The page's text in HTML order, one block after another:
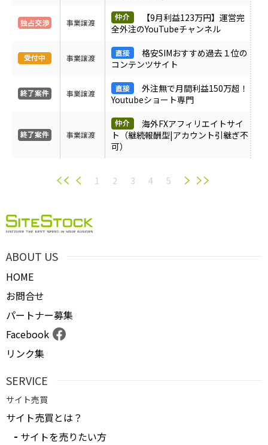
事業譲渡
【9月利益123万円】運営完
全外注のYouTubeチャンネル
事業譲渡
格安SIMおすすめ過去１位の
コンテンツサイト
事業譲渡
外注無で月間利益150万超！
Youtubeショート専門
事業譲渡
海外FXアフィリエイトサイ
ト（継続報酬型|アカウント引継ぎ不
可）
1 2 3 4 5
ABOUT US
HOME
お問合せ
パートナー募集
Facebook
リンク集
SERVICE
サイト売買
サイト売買とは？
サイトを売りたい方